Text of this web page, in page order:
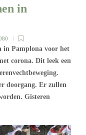
in
in Pamplona voor het
corona. Dit leek een
doorgang. Er zullen
Gisteren